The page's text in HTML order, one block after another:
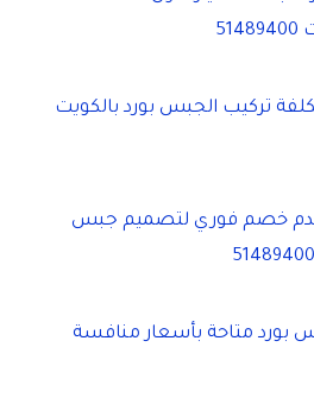
تركيب الجبس بورد بالكويت
تقدم خصم فوري لتصميم جبس
جبس بورد متاحة بأسعار منافسة